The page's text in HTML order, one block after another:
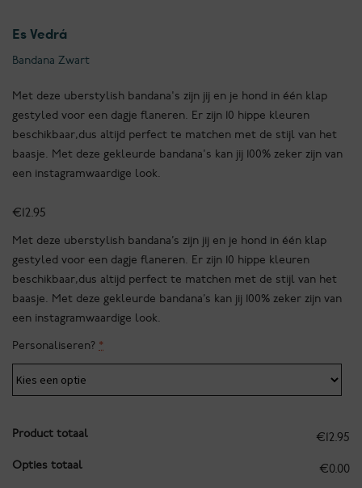
Es Vedrá
Bandana Zwart
Met deze uberstylish bandana's zijn jij en je hond in één klap
gestyled voor een dagje flaneren. Er zijn 10 hippe kleuren
beschikbaar,dus altijd perfect te matchen met de stijl van het
baasje. Met deze gekleurde bandana's kan jij 100% zeker zijn van
een instagramwaardige look.
€12.95
Met deze uberstylish bandana’s zijn jij en je hond in één klap
gestyled voor een dagje flaneren. Er zijn 10 hippe kleuren
beschikbaar,dus altijd perfect te matchen met de stijl van het
baasje. Met deze gekleurde bandana’s kan jij 100% zeker zijn van
een instagramwaardige look.
Personaliseren? *
Product totaal €12.95
Opties totaal €0.00